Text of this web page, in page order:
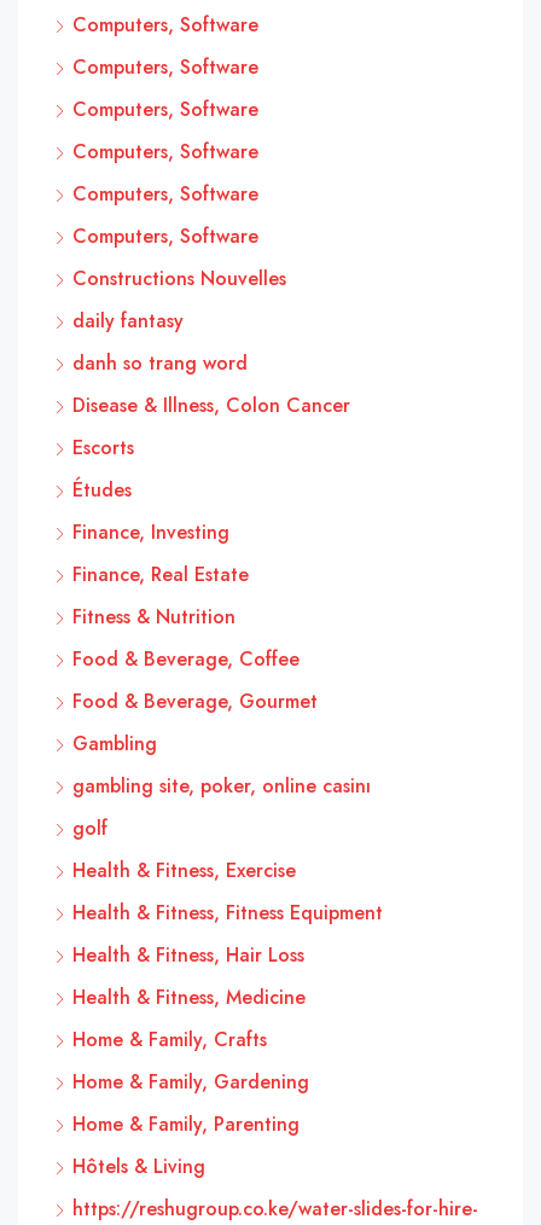
Computers, Software
Computers, Software
Computers, Software
Computers, Software
Computers, Software
Computers, Software
Constructions Nouvelles
daily fantasy
danh so trang word
Disease & Illness, Colon Cancer
Escorts
Études
Finance, Investing
Finance, Real Estate
Fitness & Nutrition
Food & Beverage, Coffee
Food & Beverage, Gourmet
Gambling
gambling site, poker, online casinı
golf
Health & Fitness, Exercise
Health & Fitness, Fitness Equipment
Health & Fitness, Hair Loss
Health & Fitness, Medicine
Home & Family, Crafts
Home & Family, Gardening
Home & Family, Parenting
Hôtels & Living
https://reshugroup.co.ke/water-slides-for-hire-